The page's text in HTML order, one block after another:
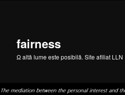
fairness
Ω altă lume este posibilă. Site afiliat LLN